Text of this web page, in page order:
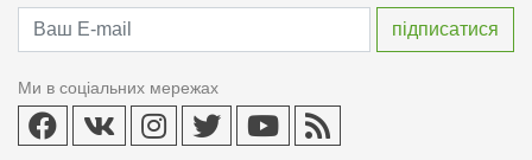
Ми в соціальних мережах